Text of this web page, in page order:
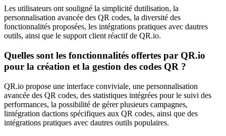
Les utilisateurs ont souligné la simplicité dutilisation, la
personnalisation avancée des QR codes, la diversité des
fonctionnalités proposées, les intégrations pratiques avec dautres
outils, ainsi que le support client réactif de QR.io.
Quelles sont les fonctionnalités offertes par QR.io
pour la création et la gestion des codes QR ?
QR.io propose une interface conviviale, une personnalisation
avancée des QR codes, des statistiques intégrées pour le suivi des
performances, la possibilité de gérer plusieurs campagnes,
lintégration dactions spécifiques aux QR codes, ainsi que des
intégrations pratiques avec dautres outils populaires.